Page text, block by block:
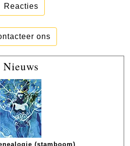
Reacties
ons
Nieuws
(stamboom)